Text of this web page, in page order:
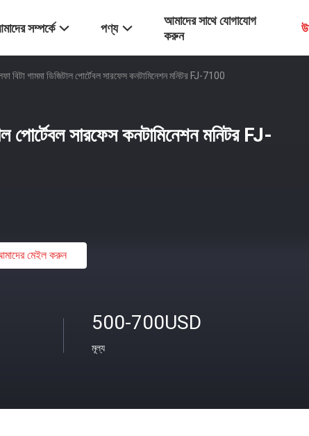
সম্পর্কে পণ্য
আমাদের সাথে যোগাযোগ
করুন
বিটা গামমা ডিজিটাল পোর্টেবল সারফেস কনটামিনেশন মনিটর FJ-7100
পোর্টেবল সারফেস কনটামিনেশন মনিটর FJ-
মেইল ​​করুন
500-700USD
মূল্য